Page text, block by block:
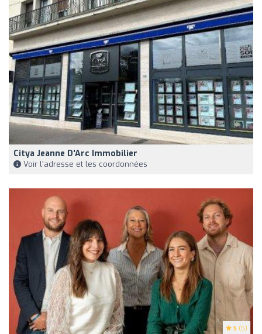
Citya Jeanne D'Arc Immobilier
Voir l'adresse et les coordonnées
5 (5)